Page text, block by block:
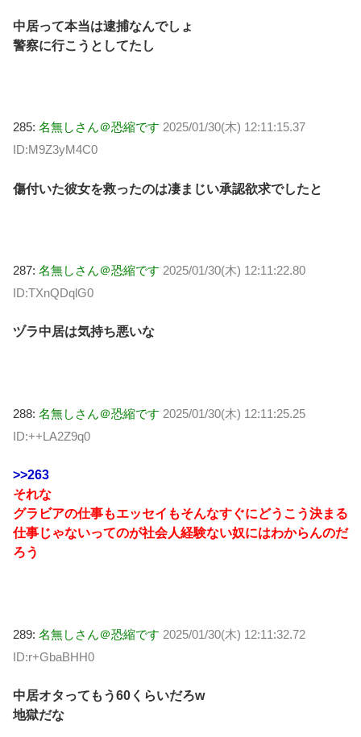
中居って本当は逮捕なんでしょ
警察に行こうとしてたし
285: 名無しさん＠恐縮です 2025/01/30(木) 12:11:15.37
ID:M9Z3yM4C0
傷付いた彼女を救ったのは凄まじい承認欲求でしたと
287: 名無しさん＠恐縮です 2025/01/30(木) 12:11:22.80
ID:TXnQDqlG0
ヅラ中居は気持ち悪いな
288: 名無しさん＠恐縮です 2025/01/30(木) 12:11:25.25
ID:++LA2Z9q0
>>263
それな
グラビアの仕事もエッセイもそんなすぐにどうこう決まる
仕事じゃないってのが社会人経験ない奴にはわからんのだ
ろう
289: 名無しさん＠恐縮です 2025/01/30(木) 12:11:32.72
ID:r+GbaBHH0
中居オタってもう60くらいだろw
地獄だな